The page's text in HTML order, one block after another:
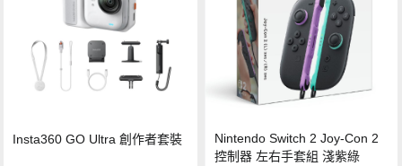
Insta360 GO Ultra 創作者套裝
Nintendo Switch 2 Joy-Con 2
控制器 左右手套組 淺紫綠